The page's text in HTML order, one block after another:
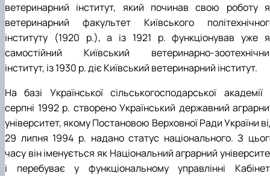
ветеринарний інститут, який починав свою роботу
ветеринарний факультет Київського
інституту (1920 р.), а із 1921 р. функціонував уже
самостійний Київський ветеринарно-
інститут, із 1930 р. діє Київський ветеринарний інститут.
На базі Української сільськогосподарської академії
серпні 1992 р. створено Український державний
університет, якому Постановою Верховної Ради України
29 липня 1994 р. надано статус національного. З
часу він іменується як Національний аграрний
і перебуває у функціональному управлінні